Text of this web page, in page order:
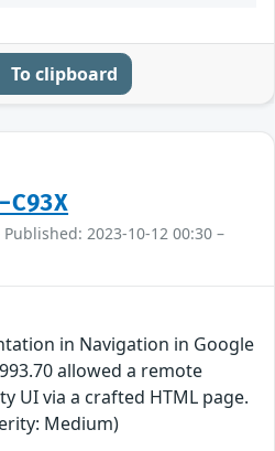
To clipboard
C93X
Published: 2023-10-12 00:30 –
in Navigation in Google
allowed a remote
UI via a crafted HTML page.
Medium)